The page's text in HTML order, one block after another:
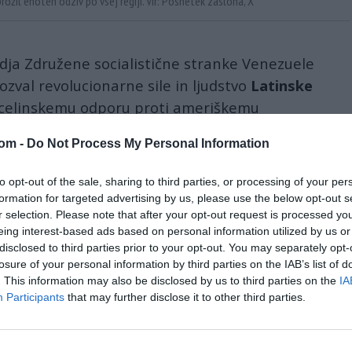
- Do Not Process My Personal Information
opt-out of the sale, sharing to third parties, or processing of your
for targeted advertising by us, please use the below opt-out
selection. Please note that after your opt-out request is processed
interest-based ads based on personal information utilized by us
to third parties prior to your opt-out. You may separately
of your personal information by third parties on the IAB’s list of
This information may also be disclosed by us to third parties on the
Participants that may further disclose it to other third parties.
Združene socialistične stranke Venezuele
revolucionarne sile in ljudstvo Latinske
odporu proti ameriškemu
njegovega kabineta.
Simón Bolívar vCaracasu, je Maduro
predsednikaHuga Cháveza in kritiziral
sil.
Venezuela, topple the Maduro
to a guaranteed insurgency, Venezuela will be a